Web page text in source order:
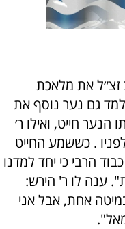
זצ״ל את מלאכת
גם נער נוסף את
חייט, ואילו ר׳
. כששמע החייט
הרבי כי יחד למדנו
ענה לו ר' הירש:
אחת, אבל אני